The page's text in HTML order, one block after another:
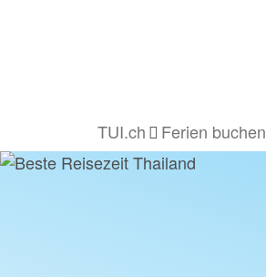
TUI.ch Ferien buchen